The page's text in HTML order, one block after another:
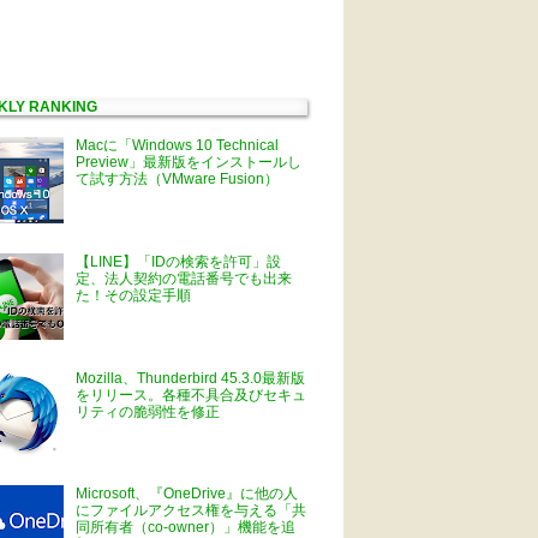
RANKING
Macに「Windows 10 Technical
Preview」最新版をインストールし
て試す方法（VMware Fusion）
【LINE】「IDの検索を許可」設
定、法人契約の電話番号でも出来
た！その設定手順
Mozilla、Thunderbird 45.3.0最新版
をリリース。各種不具合及びセキュ
リティの脆弱性を修正
Microsoft、『OneDrive』に他の人
にファイルアクセス権を与える「共
同所有者（co-owner）」機能を追